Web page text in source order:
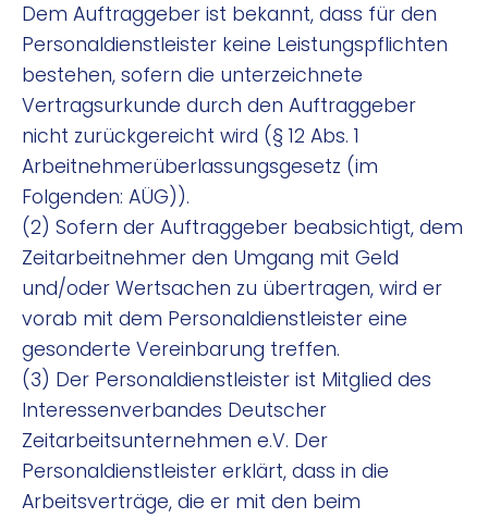
Dem Auftraggeber ist bekannt, dass für den
Personaldienstleister keine Leistungspflichten
bestehen, sofern die unterzeichnete
Vertragsurkunde durch den Auftraggeber
nicht zurückgereicht wird (§ 12 Abs. 1
Arbeitnehmerüberlassungsgesetz (im
Folgenden: AÜG)).
(2) Sofern der Auftraggeber beabsichtigt, dem
Zeitarbeitnehmer den Umgang mit Geld
und/oder Wertsachen zu übertragen, wird er
vorab mit dem Personaldienstleister eine
gesonderte Vereinbarung treffen.
(3) Der Personaldienstleister ist Mitglied des
Interessenverbandes Deutscher
Zeitarbeitsunternehmen e.V. Der
Personaldienstleister erklärt, dass in die
Arbeitsverträge, die er mit den beim